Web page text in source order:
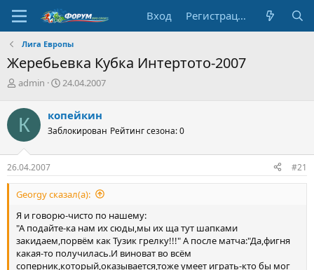
Вход Регистрация
Лига Европы
Жеребьевка Кубка Интертото-2007
А
т
о
р
т
е
м
ы
admin
Д
а
н
ч
л
а
24.04.2007
К копейкин
Заблокирован Рейтинг сезона: 0
26.04.2007 #21
Georgy сказал(а):
Я и говорю-чисто по нашему:
"А подайте-ка нам их сюды,мы их ща тут шапками
закидаем,порвём как Тузик грелку!!!" А после матча:"Да,фигня
какая-то получилась.И виноват во всём
соперник,который,оказывается,тоже умеет играть-кто бы мог